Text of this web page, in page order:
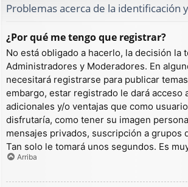
Problemas acerca de la identificación
¿Por qué me tengo que registrar?
No está obligado a hacerlo, la decisión la
Administradores y Moderadores. En
necesitará registrarse para publicar
embargo, estar registrado le dará acceso
adicionales y/o ventajas que como
disfrutaría, como tener su imagen
mensajes privados, suscripción a grupos
Tan solo le tomará unos segundos. Es
Arriba